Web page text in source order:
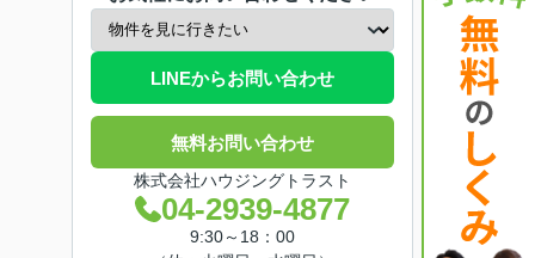
LINEからお問い合わせ
無料お問い合わせ
株式会社ハウジングトラスト
04-2939-4877
9:30～18：00